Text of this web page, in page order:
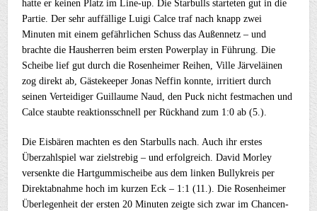
hatte er keinen Platz im Line-up. Die Starbulls starteten gut in die
Partie. Der sehr auffällige Luigi Calce traf nach knapp zwei
Minuten mit einem gefährlichen Schuss das Außennetz – und
brachte die Hausherren beim ersten Powerplay in Führung. Die
Scheibe lief gut durch die Rosenheimer Reihen, Ville Järveläinen
zog direkt ab, Gästekeeper Jonas Neffin konnte, irritiert durch
seinen Verteidiger Guillaume Naud, den Puck nicht festmachen und
Calce staubte reaktionsschnell per Rückhand zum 1:0 ab (5.).
Die Eisbären machten es den Starbulls nach. Auch ihr erstes
Überzahlspiel war zielstrebig – und erfolgreich. David Morley
versenkte die Hartgummischeibe aus dem linken Bullykreis per
Direktabnahme hoch im kurzen Eck – 1:1 (11.). Die Rosenheimer
Überlegenheit der ersten 20 Minuten zeigte sich zwar im Chancen-